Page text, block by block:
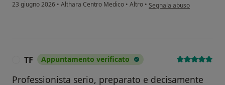
23 giugno 2026 • Althara Centro Medico • Altro • secondo l'opinione
Segnala abuso
TF Appuntamento verificato
Professionista serio, preparato e decisamente